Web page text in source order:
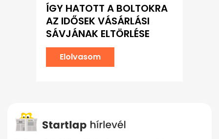
ÍGY HATOTT A BOLTOKRA
AZ IDŐSEK VÁSÁRLÁSI
SÁVJÁNAK ELTÖRLÉSE
Elolvasom